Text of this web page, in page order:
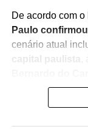
VÍRUS ANDES
SUS vai
Especialistas
na era digital
De acordo com
Paulo
cenário atual
capital paulista
motivou a
realizadaentre